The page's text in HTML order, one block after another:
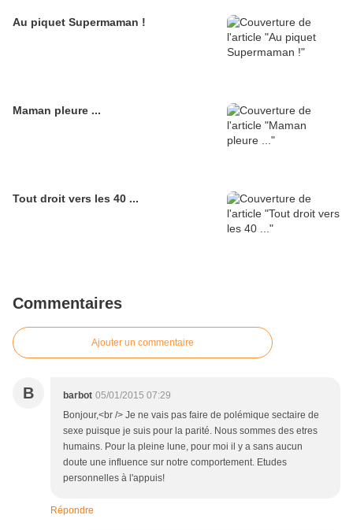
Au piquet Supermaman !
Maman pleure ...
Tout droit vers les 40 ...
Commentaires
Ajouter un commentaire
B barbot 05/01/2015 07:29
Bonjour,<br /> Je ne vais pas faire de polémique sectaire de
sexe puisque je suis pour la parité. Nous sommes des etres
humains. Pour la pleine lune, pour moi il y a sans aucun
doute une influence sur notre comportement. Etudes
personnelles à l'appuis!
Répondre